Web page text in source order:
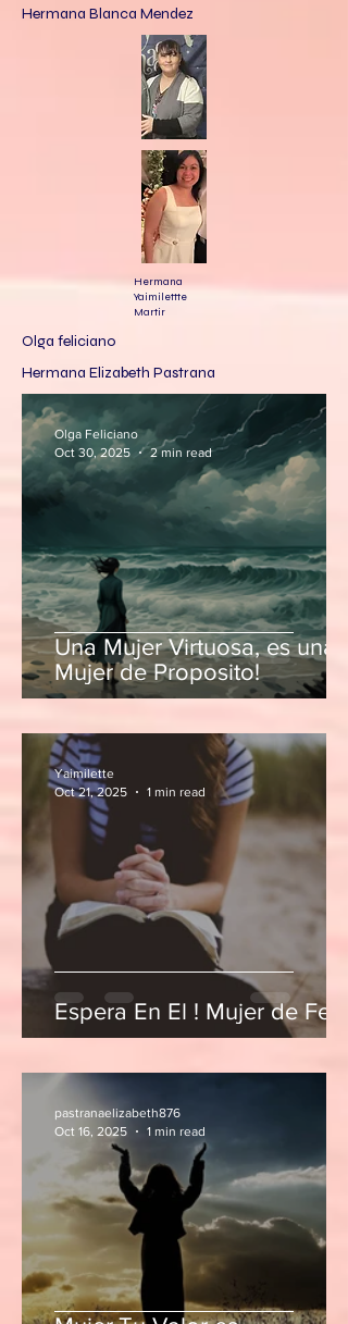
Hermana Blanca Mendez
Hermana
Yaimilettte
Martir
Olga feliciano
Hermana Elizabeth Pastrana
Una Mujer Virtuosa, es una
Mujer de Proposito!
Olga Feliciano
Oct 30, 2025
2 min read
Espera En El ! Mujer de Fe!
Yaimilette
Oct 21, 2025
1 min read
pastranaelizabeth876
Oct 16, 2025
1 min read